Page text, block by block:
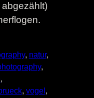
, natur
, vogel